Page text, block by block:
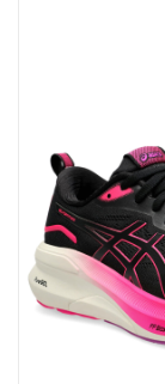
Merken